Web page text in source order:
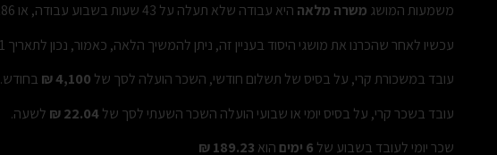
משמעות המושג משרה מלאה היא עבודה שלא תעלה על 43 שעות בשבוע עבודה, או 186 שעות בחודש עבודה.
עכשיו לאחר שהכרנו את מושגי היסוד בעניין זה, ניתן להמשיך הלאה, כאמור, נכון לתאריך 1 ביולי 2011 הועלה שכר המינימום.
עובד במשכורת קרי, על בסיס של תשלום חודשי, השכר הועלה לסך של 4,100 ₪
בחודש.
עובד בשכר קרי, על בסיס יומי או שבועי הועלה השכר השעתי לסך של22.04 ₪
לשעה.
שכר יומי לעובד בשבוע של 6 ימים הוא 189.23 ₪